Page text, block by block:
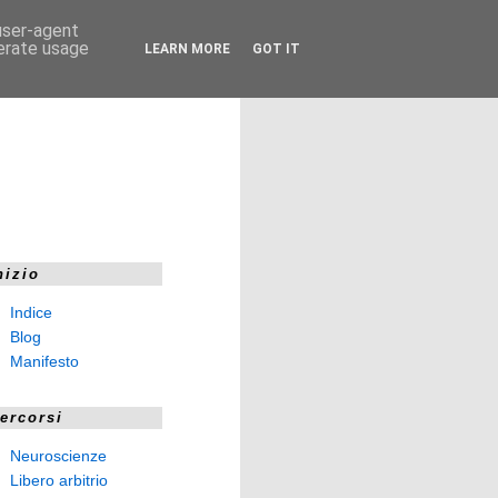
Indice
Blog
Manifesto
Neuroscienze
Libero arbitrio
agent
usage
LEARN MORE GOT IT